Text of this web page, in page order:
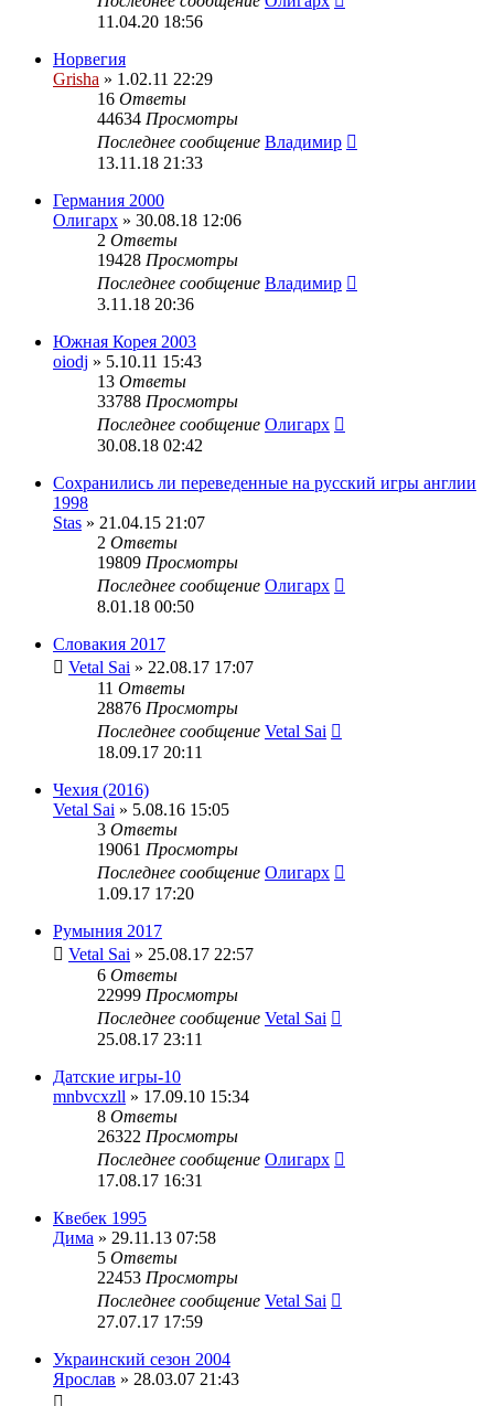
11.04.20 18:56
Норвегия
Grisha » 1.02.11 22:29
16 Ответы
44634 Просмотры
Последнее сообщение Владимир
13.11.18 21:33
Германия 2000
Олигарх » 30.08.18 12:06
2 Ответы
19428 Просмотры
Последнее сообщение Владимир
3.11.18 20:36
Южная Корея 2003
oiodj » 5.10.11 15:43
13 Ответы
33788 Просмотры
Последнее сообщение Олигарх
30.08.18 02:42
Сохранились ли переведенные на русский игры англии
1998
Stas » 21.04.15 21:07
2 Ответы
19809 Просмотры
Последнее сообщение Олигарх
8.01.18 00:50
Словакия 2017
Vetal Sai » 22.08.17 17:07
11 Ответы
28876 Просмотры
Последнее сообщение Vetal Sai
18.09.17 20:11
Чехия (2016)
Vetal Sai » 5.08.16 15:05
3 Ответы
19061 Просмотры
Последнее сообщение Олигарх
1.09.17 17:20
Румыния 2017
Vetal Sai » 25.08.17 22:57
6 Ответы
22999 Просмотры
Последнее сообщение Vetal Sai
25.08.17 23:11
Датские игры-10
mnbvcxzll » 17.09.10 15:34
8 Ответы
26322 Просмотры
Последнее сообщение Олигарх
17.08.17 16:31
Квебек 1995
Дима » 29.11.13 07:58
5 Ответы
22453 Просмотры
Последнее сообщение Vetal Sai
27.07.17 17:59
Украинский сезон 2004
Ярослав » 28.03.07 21:43